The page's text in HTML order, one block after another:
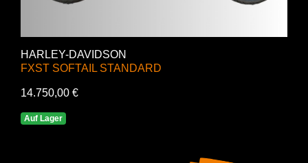
HARLEY-DAVIDSON
FXST SOFTAIL STANDARD
14.750,00 €
Auf Lager